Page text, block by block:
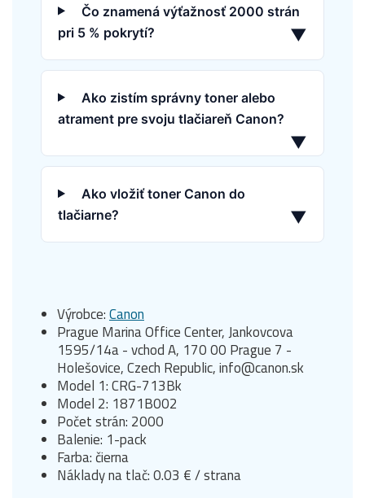
Čo znamená výťažnosť 2000 strán
pri 5 % pokrytí?
▼
Ako zistím správny toner alebo
atrament pre svoju tlačiareň Canon?
▼
Ako vložiť toner Canon do
tlačiarne?
▼
Výrobce:Canon
Prague Marina Office Center, Jankovcova
1595/14a - vchod A, 170 00 Prague 7 -
Holešovice, Czech Republic, info@canon.sk
Model 1: CRG-713Bk
Model 2: 1871B002
Počet strán: 2000
Balenie: 1-pack
Farba: čierna
Náklady na tlač: 0.03 € / strana